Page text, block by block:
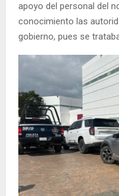
apoyo del personal del
conocimiento las
gobierno, pues se